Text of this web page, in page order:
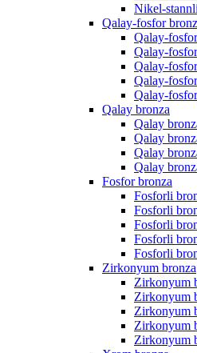
Nikel-
Qalay-fosfor
Qalay-
Qalay-
Qalay-
Qalay-
Qalay-
Qalay bronza
Qalay
Qalay
Qalay
Qalay
Fosfor bronza
Fosforli
Fosforli
Fosforli
Fosforli
Fosforli
Zirkonyum bronza
Zirkonyum
Zirkonyum
Zirkonyum
Zirkonyum
Zirkonyum